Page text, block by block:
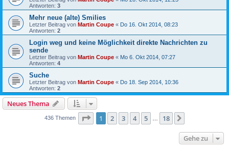
Antworten: 3
Mehr neue (alte) Smilies
Letzter Beitrag von Martin Coupe « Do 16. Okt 2014, 08:23
Antworten: 2
Login weg und keine Möglichkeit direkte Nachrichten zu
sende
Letzter Beitrag von Martin Coupe « Mo 6. Okt 2014, 07:27
Antworten: 4
Suche
Letzter Beitrag von Martin Coupe « Do 18. Sep 2014, 10:36
Antworten: 2
Neues Thema
436 Themen Seite 1von 18
1 2 3 4 5 18
Gehe zu